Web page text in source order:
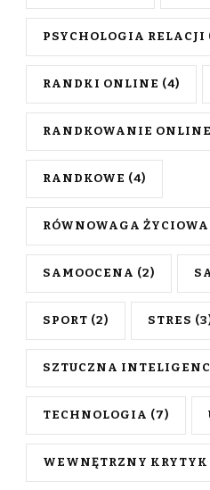
PSYCHOLOGIA RELACJI
RANDKI ONLINE (4)
RANDKOWANIE ONLINE
RANDKOWE (4)
RÓWNOWAGA ŻYCIOWA
SAMOOCENA (2)
SPORT (2) STRES
SZTUCZNA
TECHNOLOGIA (7)
WEWNĘTRZNY KRYTYK